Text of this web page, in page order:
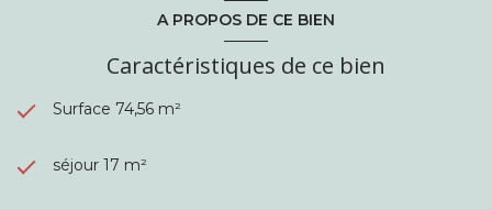
A PROPOS DE CE BIEN
Caractéristiques de ce bien
Surface 74,56 m²
séjour 17 m²